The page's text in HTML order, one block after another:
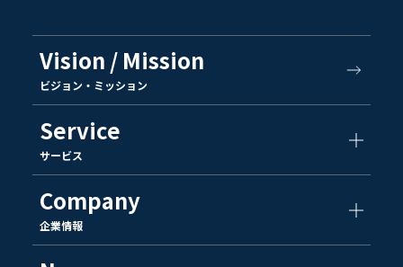
Vision / Mission
ビジョン・ミッション
Service
サービス
Company
企業情報